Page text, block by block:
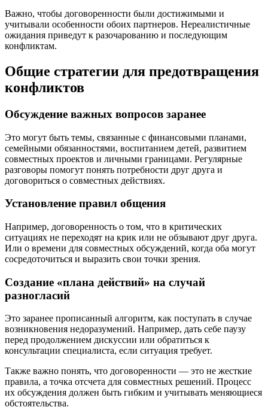
Важно, чтобы договоренности были достижимыми и
учитывали особенности обоих партнеров. Нереалистичные
ожидания приведут к разочарованию и последующим
конфликтам.
Общие стратегии для предотвращения
конфликтов
Обсуждение важных вопросов заранее
Это могут быть темы, связанные с финансовыми планами,
семейными обязанностями, воспитанием детей, развитием
совместных проектов и личными границами. Регулярные
разговоры помогут понять потребности друг друга и
договориться о совместных действиях.
Установление правил общения
Например, договоренность о том, что в критических
ситуациях не переходят на крик или не обзывают друг друга.
Или о времени для совместных обсуждений, когда оба могут
сосредоточиться и выразить свои точки зрения.
Создание «плана действий» на случай
разногласий
Это заранее прописанный алгоритм, как поступать в случае
возникновения недоразумений. Например, дать себе паузу
перед продолжением дискуссии или обратиться к
консультации специалиста, если ситуация требует.
Также важно понять, что договоренности — это не жесткие
правила, а точка отсчета для совместных решений. Процесс
их обсуждения должен быть гибким и учитывать меняющиеся
обстоятельства.